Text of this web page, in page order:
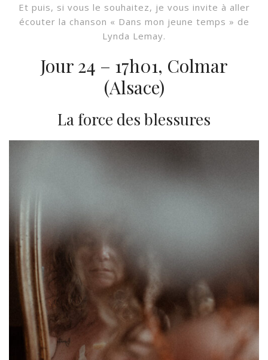
Et puis, si vous le souhaitez, je vous invite à aller
écouter la chanson « Dans mon jeune temps » de
Lynda Lemay.
Jour 24 – 17h01, Colmar
(Alsace)
La force des blessures